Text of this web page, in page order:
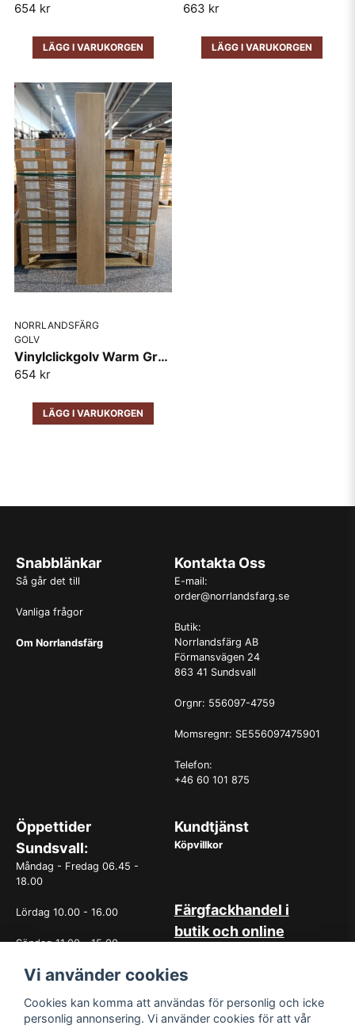
654 kr
LÄGG I VARUKORGEN
663 kr
LÄGG I VARUKORGEN
NORRLANDSFÄRG
GOLV
Vinylclickgolv Warm Grey 2,196m2/pkt
654 kr
LÄGG I VARUKORGEN
Snabblänkar
Så går det till
Vanliga frågor
Om Norrlandsfärg
Kontakta Oss
E-mail:
order@norrlandsfarg.se
Butik:
Norrlandsfärg AB
Förmansvägen 24
863 41 Sundsvall
Orgnr: 556097-4759
Momsregnr: SE556097475901
Telefon:
+46 60 101 875
Öppettider
Sundsvall:
Måndag - Fredag 06.45 -
18.00
Lördag 10.00 - 16.00
Söndag 11.00 - 15.00
OBS. Avvikande öppettider
Kundtjänst
Köpvillkor
Färgfackhandel i
butik och online
det sedan starten 1965 varit
kundservice. Du kan känna dig
trygg med köp hos oss
Vi använder cookies
Cookies kan komma att användas för personlig och icke
personlig annonsering. Vi använder cookies för att vår